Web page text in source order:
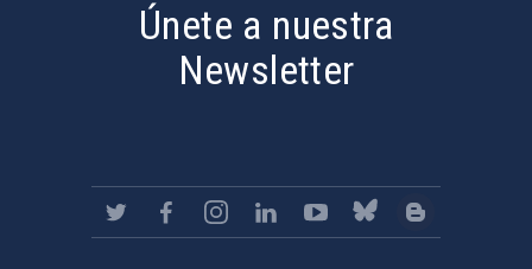
Únete a nuestra
Newsletter